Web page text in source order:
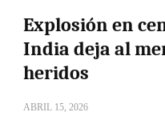
Explosión en
India deja al
heridos
ABRIL 15, 2026